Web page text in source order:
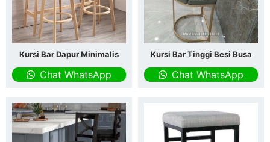
Kursi Bar Dapur Minimalis
Chat WhatsApp
Kursi Bar Tinggi Besi Busa
Chat WhatsApp